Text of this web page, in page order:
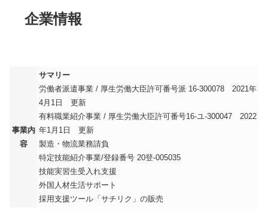
企業情報
事業内
容
サマリー
労働者派遣事業 / 厚生労働大臣許可番号派 16-300078 2021年
4月1日 更新
有料職業紹介事業 / 厚生労働大臣許可番号16-ユ-300047 2022
年1月1日 更新
製造・物流業務請負
特定技能紹介事業/登録番号 20登-005035
技能実習生受入れ支援
外国人材生活サポート
採用支援ツール「サチリク」の販売